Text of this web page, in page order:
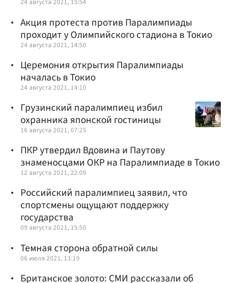
24 августа 2021, 15:54
Акция протеста против Паралимпиады
проходит у Олимпийского стадиона в Токио
24 августа 2021, 14:50
Церемония открытия Паралимпиады
началась в Токио
24 августа 2021, 14:10
Грузинский паралимпиец избил
охранника японской гостиницы
16 августа 2021, 07:25
ПКР утвердил Вдовина и Паутову
знаменосцами ОКР на Паралимпиаде в Токио
12 августа 2021, 22:09
Российский паралимпиец заявил, что
спортсмены ощущают поддержку
государства
09 августа 2021, 15:50
Темная сторона обратной силы
06 июля 2021, 13:19
Британское золото: СМИ рассказали об